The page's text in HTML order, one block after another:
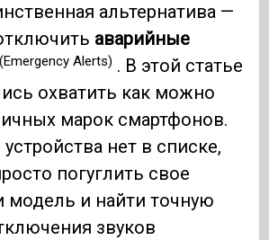
альтернатива —
аварийные
(Emergency Alerts) . В этой статье
охватить как можно
марок смартфонов.
нет в списке,
погуглить свое
модель и найти точную
звуков